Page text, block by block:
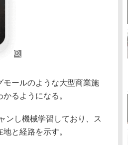
ールのような大型商業施
るようになる。
ンし機械学習しており、ス
と経路を示す。